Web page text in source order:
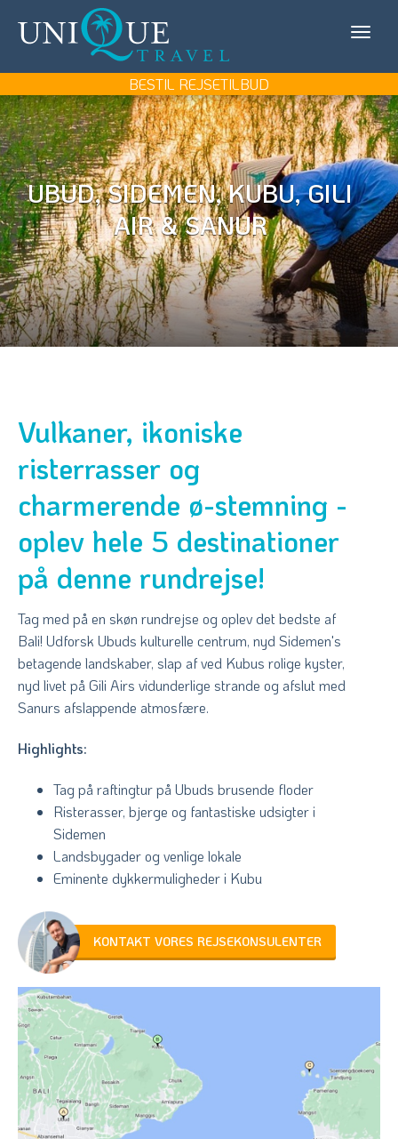
KONTAKT OS
MIN REJSE/LOG IN
Travel
BESTIL REJSETILBUD
REJSEMÅL
REJSETYPER
UDFLUGTER
UNIQUE TRAVEL
BOOK REJSEMØDE
UBUD, SIDEMEN, KUBU, GILI
AIR & SANUR
Vulkaner, ikoniske
risterrasser og
charmerende ø-stemning -
oplev hele 5 destinationer
på denne rundrejse!
Tag med på en skøn rundrejse og oplev det bedste af
Bali! Udforsk Ubuds kulturelle centrum, nyd Sidemen's
betagende landskaber, slap af ved Kubus rolige kyster,
nyd livet på Gili Airs vidunderlige strande og afslut med
Sanurs afslappende atmosfære.
Highlights:
Tag på raftingtur på Ubuds brusende floder
Risterasser, bjerge og fantastiske udsigter i
Sidemen
Landsbygader og venlige lokale
Eminente dykkermuligheder i Kubu
KONTAKT VORES REJSEKONSULENTER